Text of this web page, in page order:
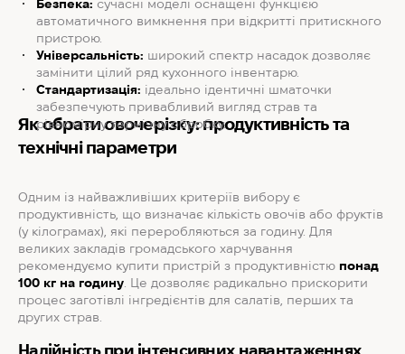
Безпека: сучасні моделі оснащені функцією
автоматичного вимкнення при відкритті притискного
пристрою.
Універсальність: широкий спектр насадок дозволяє
замінити цілий ряд кухонного інвентарю.
Стандартизація: ідеально ідентичні шматочки
забезпечують привабливий вигляд страв та
рівномірну термічну обробку.
Як обрати овочерізку: продуктивність та
технічні параметри
Одним із найважливіших критеріїв вибору є
продуктивність, що визначає кількість овочів або фруктів
(у кілограмах), які переробляються за годину. Для
великих закладів громадського харчування
рекомендуємо купити пристрій з продуктивністю понад
100 кг на годину. Це дозволяє радикально прискорити
процес заготівлі інгредієнтів для салатів, перших та
других страв.
Надійність при інтенсивних навантаженнях